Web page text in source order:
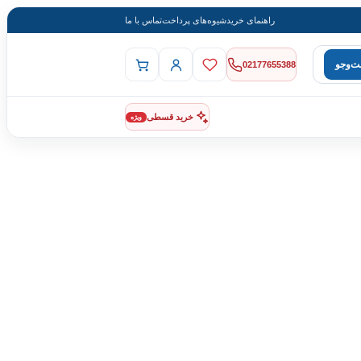
راهنمای خریدشیوه‌های پرداختتماس با ما
02177655388
خرید قسطی ویژه